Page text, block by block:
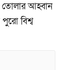
তোলার আহ্বান
বিশ্ব